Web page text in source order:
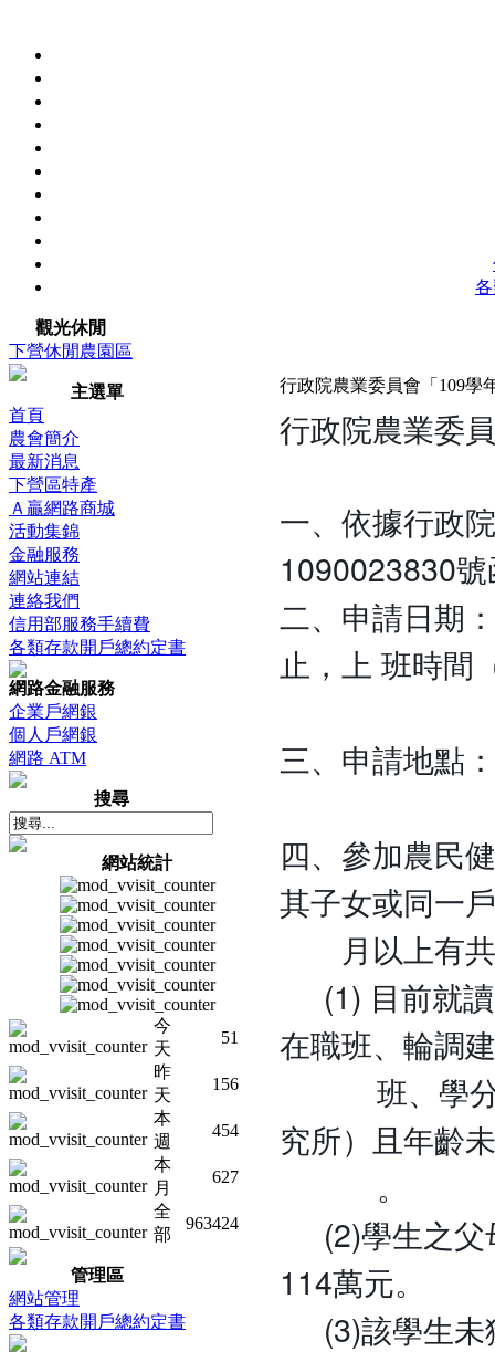
觀光休閒
下營休閒農園區
主選單
首頁
農會簡介
最新消息
下營區特產
Ａ贏網路商城
活動集錦
金融服務
網站連結
連絡我們
信用部服務手續費
各類存款開戶總約定書
網路金融服務
企業戶網銀
個人戶網銀
網路 ATM
搜尋
網站統計
今
天
51
昨
天
156
本
週
454
本
月
627
全
部
963424
管理區
網站管理
各類存款開戶總約定書
行政院農業委員會「109學
行政院農業委
一、依據行政
1090023830
二、申請日期
止，上 班時間
三、申請地點
四、參加農民
其子女或同一
月以上有共
(1) 目前就讀
在職班、輪調
班、學分班
究所）且年齡
。
(2)學生之父
114萬元。
(3)該學生未